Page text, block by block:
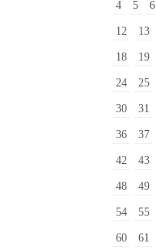
4 5 6
12 13
18 19
24 25
30 31
36 37
42 43
48 49
54 55
60 61